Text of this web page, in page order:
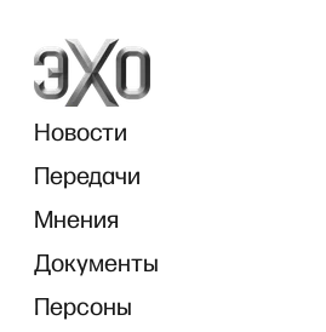
Новости
Передачи
Мнения
Документы
Персоны